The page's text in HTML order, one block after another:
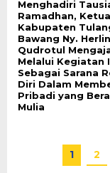
Menghadiri
Ramadhan,
Kabupaten
Bawang Ny.
Qudrotul
Melalui Kegiatan
Sebagai Sarana
Diri Dalam
Pribadi yang
Mulia
1 2